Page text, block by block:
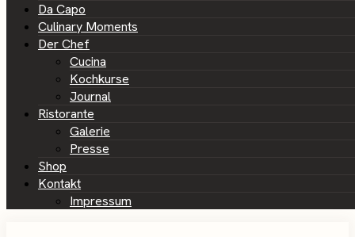
Da Capo
Culinary Moments
Der Chef
Cucina
Kochkurse
Journal
Ristorante
Galerie
Presse
Shop
Kontakt
Impressum